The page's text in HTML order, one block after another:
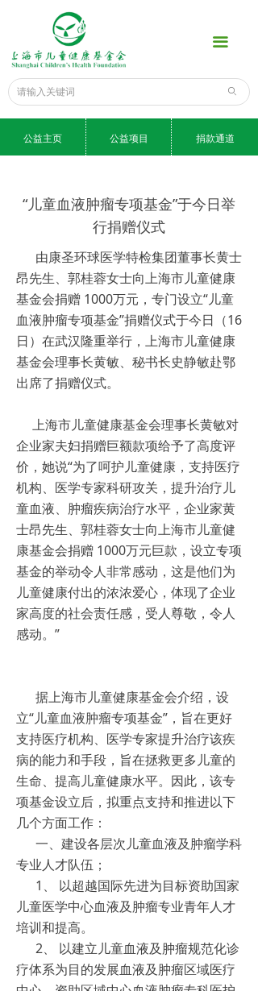
ꄙ
끀
公益项目
爱心榜
为了孩子
专家话健康
信息公示
关于我们
公益主页 公益项目 捐款通道
“儿童血液肿瘤专项基金”于今日举
行捐赠仪式
由康圣环球医学特检集团董事长黄士
昂先生、郭桂蓉女士向上海市儿童健康
基金会捐赠 1000万元，专门设立“儿童
血液肿瘤专项基金”捐赠仪式于今日（16
日）在武汉隆重举行，上海市儿童健康
基金会理事长黄敏、秘书长史静敏赴鄂
出席了捐赠仪式。
上海市儿童健康基金会理事长黄敏对
企业家夫妇捐赠巨额款项给予了高度评
价，她说“为了呵护儿童健康，支持医疗
机构、医学专家科研攻关，提升治疗儿
童血液、肿瘤疾病治疗水平，企业家黄
士昂先生、郭桂蓉女士向上海市儿童健
康基金会捐赠 1000万元巨款，设立专项
基金的举动令人非常感动，这是他们为
儿童健康付出的浓浓爱心，体现了企业
家高度的社会责任感，受人尊敬，令人
感动。”
据上海市儿童健康基金会介绍，设
立“儿童血液肿瘤专项基金”，旨在更好
支持医疗机构、医学专家提升治疗该疾
病的能力和手段，旨在拯救更多儿童的
生命、提高儿童健康水平。因此，该专
项基金设立后，拟重点支持和推进以下
几个方面工作：
一、建设各层次儿童血液及肿瘤学科
专业人才队伍；
1、 以超越国际先进为目标资助国家
儿童医学中心血液及肿瘤专业青年人才
培训和提高。
2、 以建立儿童血液及肿瘤规范化诊
疗体系为目的发展血液及肿瘤区域医疗